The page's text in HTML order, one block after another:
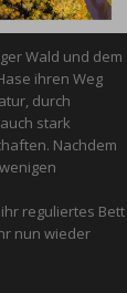
Wald und dem
ihren Weg
durch
stark
Nachdem
reguliertes Bett
nun wieder